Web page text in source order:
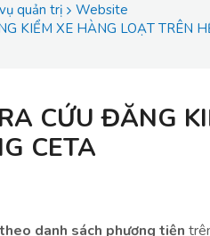
quản trị
Website
KIỂM XE HÀNG LOẠT TRÊN
CỨU ĐĂNG
CETA
danh sách phương tiện